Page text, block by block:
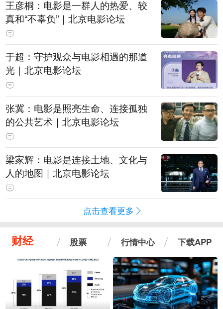
王彦桐：电影是一群人的热爱、较
真和“不辜负”｜北京电影论坛
于超：守护观众与电影相遇的那道
光｜北京电影论坛
张冀：电影是照亮生命、连接孤独
的公共艺术｜北京电影论坛
梁家辉：电影是连接土地、文化与
人的地图｜北京电影论坛
点击查看更多
财经 股票 行情中心 下载APP